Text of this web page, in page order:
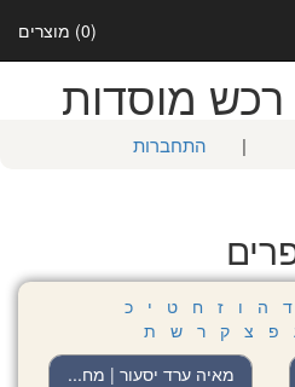
(0) מוצרים
מוסדות
| התחברות
ד ה ו ז ח ט י
כ
פ צ ק ר ש
ת
מאיה ערד יסעור | מח...